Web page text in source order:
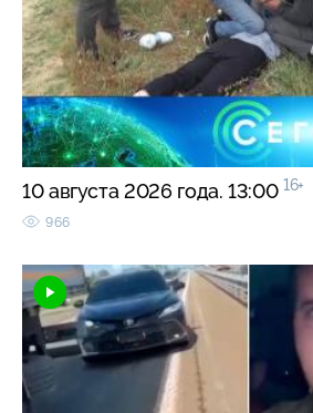
10 августа 2026 года. 13:00 16+
966